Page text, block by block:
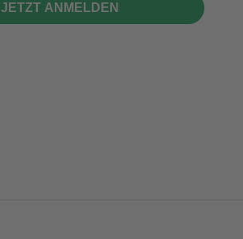
JETZT ANMELDEN